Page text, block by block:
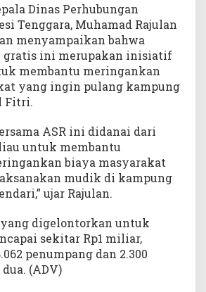
Dinas Perhubungan
Tenggara, Muhamad Rajulan
menyampaikan bahwa
gratis ini merupakan inisiatif
membantu meringankan
yang ingin pulang kampung
Fitri.
ASR ini didanai dari
untuk membantu
biaya masyarakat
mudik di kampung
ujar Rajulan.
digelontorkan untuk
sekitar Rp1 miliar,
penumpang dan 2.300
(ADV)